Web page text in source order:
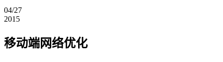
04/27
2015
移动端网络优化